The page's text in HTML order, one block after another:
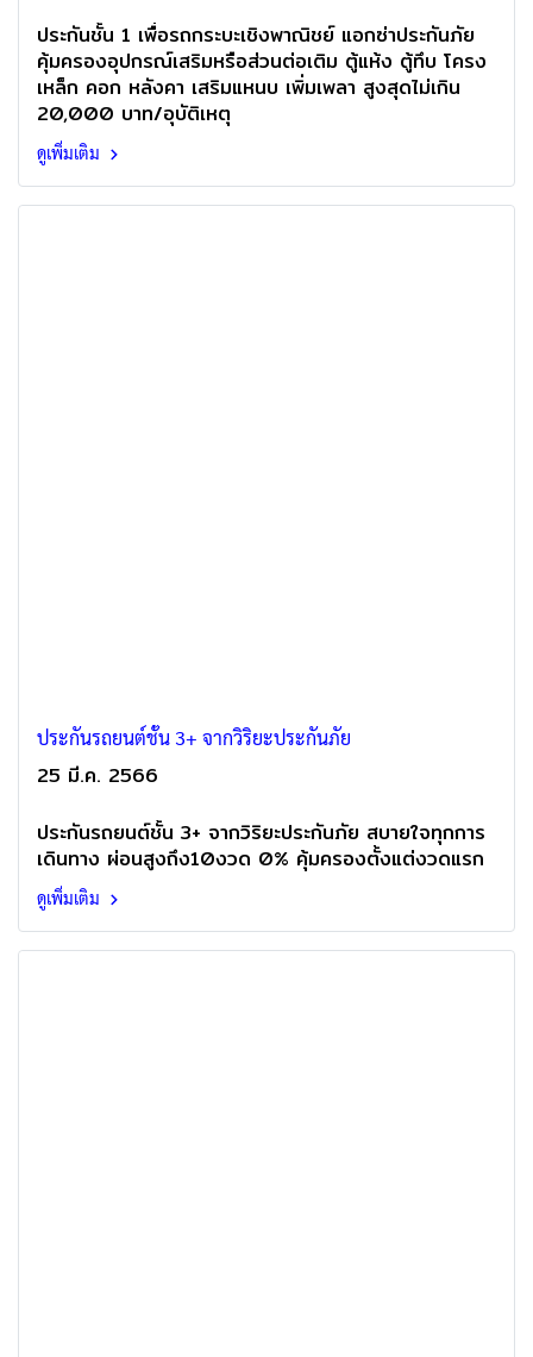
ประกันชั้น 1 เพื่อรถกระบะเชิงพาณิชย์ แอกซ่าประกันภัย
คุ้มครองอุปกรณ์เสริมหรือส่วนต่อเติม ตู้แห้ง ตู้ทึบ โครง
เหล็ก คอก หลังคา เสริมแหนบ เพิ่มเพลา สูงสุดไม่เกิน
20,000 บาท/อุบัติเหตุ
ดูเพิ่มเติม
ประกันรถยนต์ชั้น 3+ จากวิริยะประกันภัย
25 มี.ค. 2566
ประกันรถยนต์ชั้น 3+ จากวิริยะประกันภัย สบายใจทุกการ
เดินทาง ผ่อนสูงถึง10งวด 0% คุ้มครองตั้งแต่งวดแรก
ดูเพิ่มเติม